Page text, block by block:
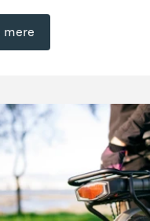
i Grejsdalen